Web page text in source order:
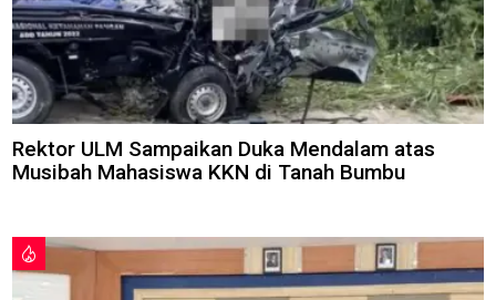
Rektor ULM Sampaikan Duka Mendalam atas
Musibah Mahasiswa KKN di Tanah Bumbu